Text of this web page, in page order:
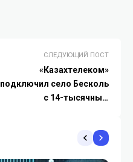
СЛЕДУЮЩИЙ ПОСТ
«Казахтелеком»
подключил село Бесколь
с 14-тысячным
интернету